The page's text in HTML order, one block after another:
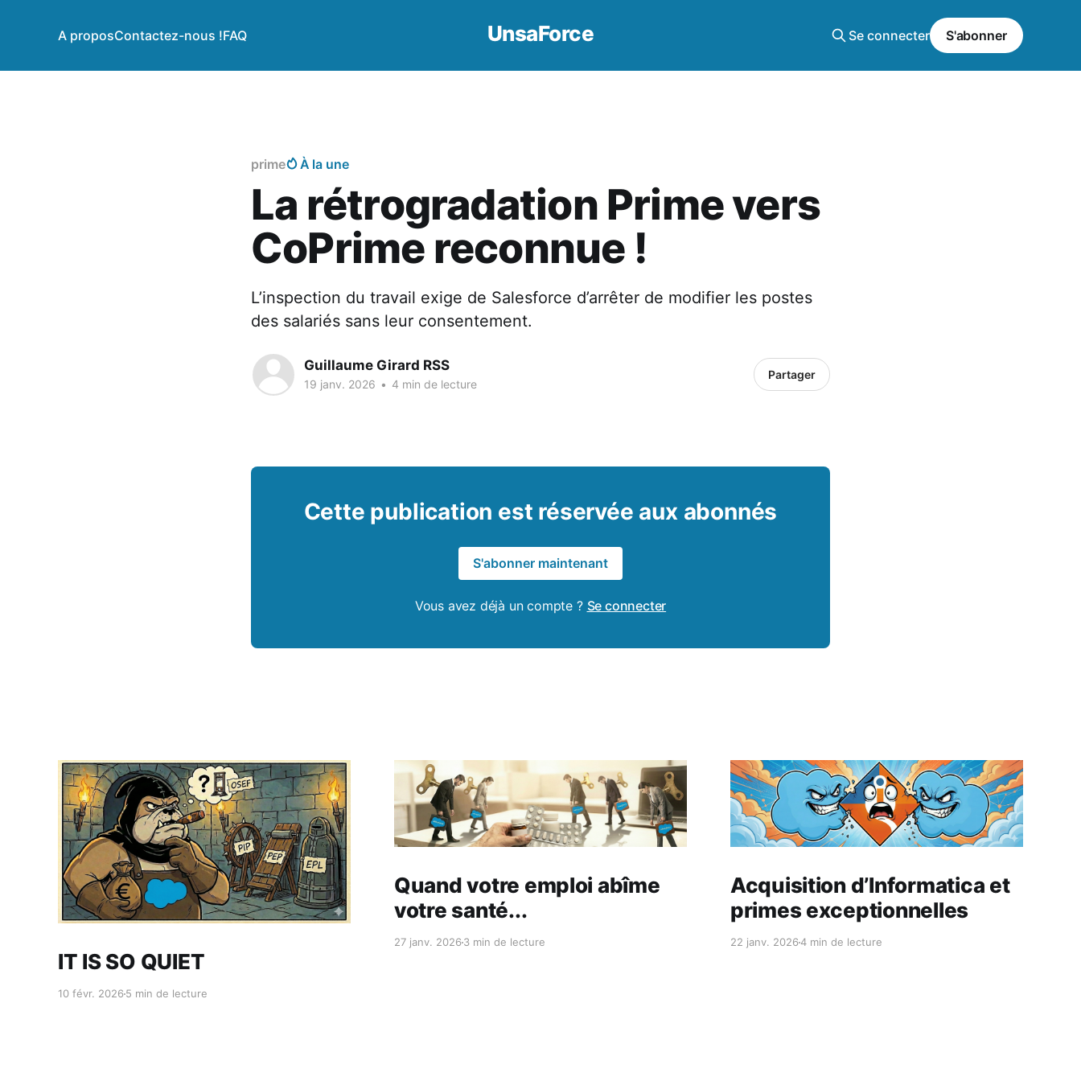
UnsaForce
A proposContactez-nous !FAQ Se connecter S'abonner
prime À la une
La rétrogradation Prime vers
CoPrime reconnue !
L’inspection du travail exige de Salesforce d’arrêter de modifier les postes
des salariés sans leur consentement.
Guillaume Girard RSS
19 janv. 2026 • 4 min de lecture
Partager
Cette publication est réservée aux abonnés
S'abonner maintenant
Vous avez déjà un compte ? Se connecter
IT IS SO QUIET
10 févr. 2026 5 min de lecture
Quand votre emploi abîme
votre santé...
27 janv. 20263 min de lecture
Acquisition d’Informatica et
primes exceptionnelles
22 janv. 20264 min de lecture